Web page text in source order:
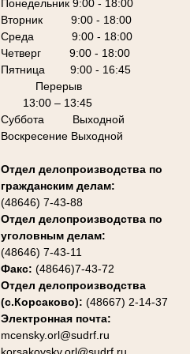
Понедельник 9:00 - 18:00
Вторник 9:00 - 18:00
Среда 9:00 - 18:00
Четверг 9:00 - 18:00
Пятница 9:00 - 16:45
Перерыв
13:00 – 13:45
Суббота Выходной
Воскресение Выходной
Отдел делопроизводства по
гражданским делам:
(48646) 7-43-88
Отдел делопроизводства по
уголовным делам:
(48646) 7-43-11
Факс: (48646)7-43-72
Отдел делопроизводства
(с.Корсаково): (48667) 2-14-37
Электронная почта:
mcensky.orl@sudrf.ru